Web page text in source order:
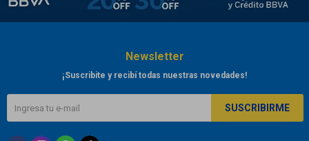
Newsletter
¡Suscribite y recibí todas nuestras novedades!
SUSCRIBIRME